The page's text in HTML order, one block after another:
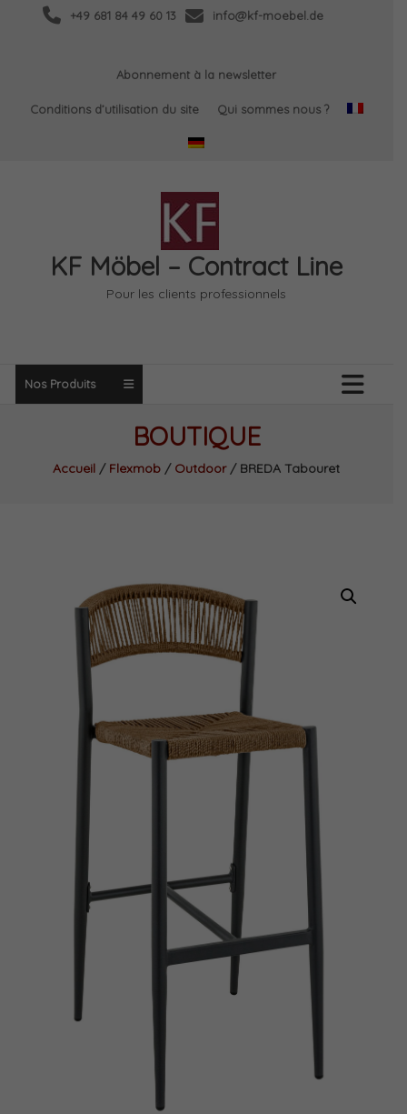
+49 681 84 49 60 13 info@kf-moebel.de
Abonnement à la newsletter
Conditions d’utilisation du site Qui sommes nous ?
KF Möbel – Contract Line
Pour les clients professionnels
Nos Produits
BOUTIQUE
Accueil / Flexmob / Outdoor/ BREDA Tabouret